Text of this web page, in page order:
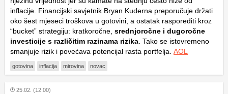
inflacije. Financijski savjetnik Bryan Kuderna preporučuje držati
oko šest mjeseci troškova u gotovini, a ostatak rasporediti kroz
“bucket” strategiju: kratkoročne, srednjoročne i dugoročne
investicije s različitim razinama rizika . Tako se istovremeno
smanjuje rizik i povećava potencijal rasta portfelja. AOL
gotovina inflacija mirovina novac
25.02. (12:00)